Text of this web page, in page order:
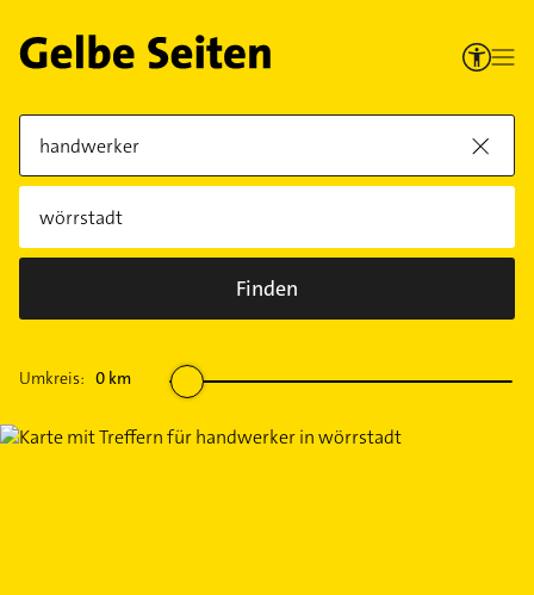
Finden
Umkreis: 0 km